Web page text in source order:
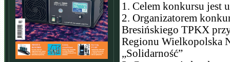
1. Celem konkursu jest
2. Organizatorem
Bresińskiego TPKX
Regionu Wielkopolska
„Solidarność”